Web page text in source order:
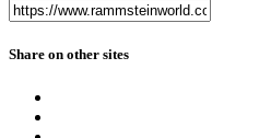
Share on other sites